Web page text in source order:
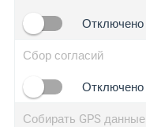
2no.co
yip.su
iplogger.info
Отключено
Сбор согласий
Отключено
Собирать GPS данные